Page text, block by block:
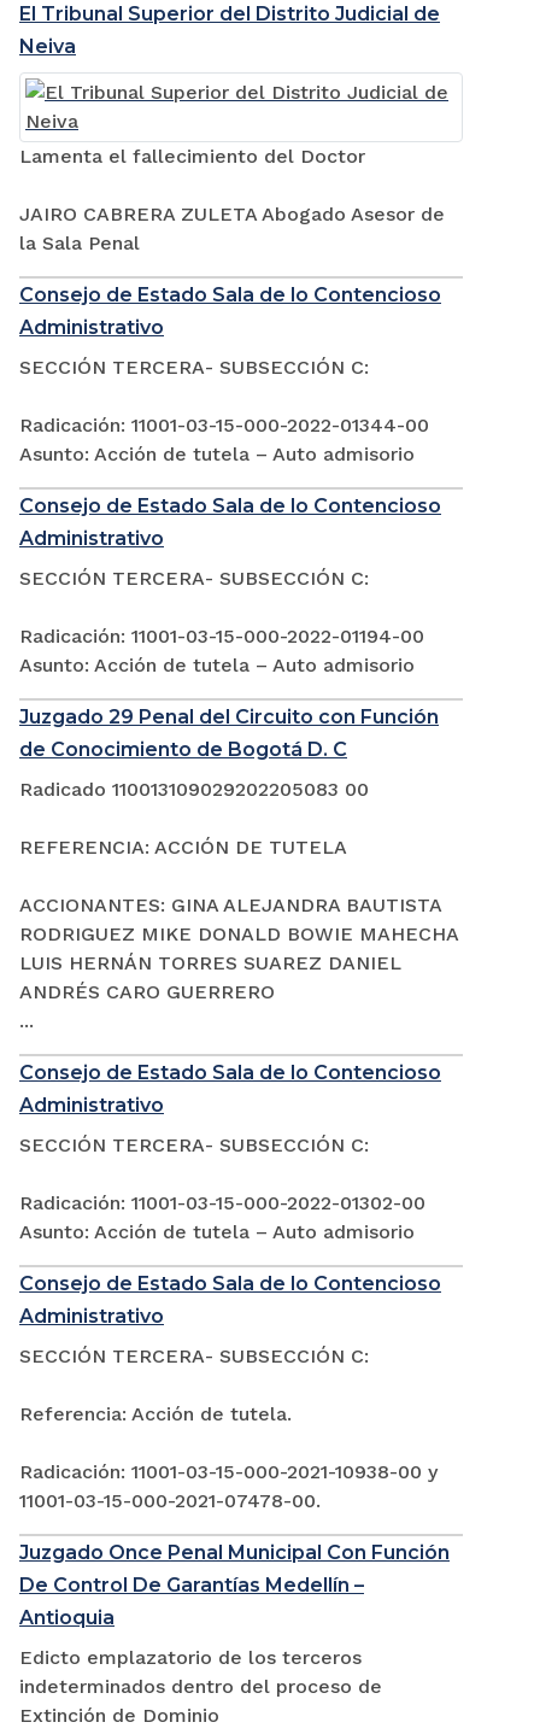
El Tribunal Superior del Distrito Judicial de
Neiva
Lamenta el fallecimiento del Doctor
JAIRO CABRERA ZULETA Abogado Asesor de
la Sala Penal
Consejo de Estado Sala de lo Contencioso
Administrativo
SECCIÓN TERCERA- SUBSECCIÓN C:
Radicación: 11001-03-15-000-2022-01344-00
Asunto: Acción de tutela – Auto admisorio
Consejo de Estado Sala de lo Contencioso
Administrativo
SECCIÓN TERCERA- SUBSECCIÓN C:
Radicación: 11001-03-15-000-2022-01194-00
Asunto: Acción de tutela – Auto admisorio
Juzgado 29 Penal del Circuito con Función
de Conocimiento de Bogotá D. C
Radicado 110013109029202205083 00
REFERENCIA: ACCIÓN DE TUTELA
ACCIONANTES: GINA ALEJANDRA BAUTISTA
RODRIGUEZ MIKE DONALD BOWIE MAHECHA
LUIS HERNÁN TORRES SUAREZ DANIEL
ANDRÉS CARO GUERRERO
...
Consejo de Estado Sala de lo Contencioso
Administrativo
SECCIÓN TERCERA- SUBSECCIÓN C:
Radicación: 11001-03-15-000-2022-01302-00
Asunto: Acción de tutela – Auto admisorio
Consejo de Estado Sala de lo Contencioso
Administrativo
SECCIÓN TERCERA- SUBSECCIÓN C:
Referencia: Acción de tutela.
Radicación: 11001-03-15-000-2021-10938-00 y
11001-03-15-000-2021-07478-00.
Juzgado Once Penal Municipal Con Función
De Control De Garantías Medellín –
Antioquia
Edicto emplazatorio de los terceros
indeterminados dentro del proceso de
Extinción de Dominio